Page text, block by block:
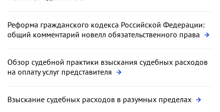
Реформа гражданского кодекса Российской Федерации:
общий комментарий новелл обязательственного права
Обзор судебной практики взыскания судебных расходов
на оплату услуг представителя
Взыскание судебных расходов в разумных пределах